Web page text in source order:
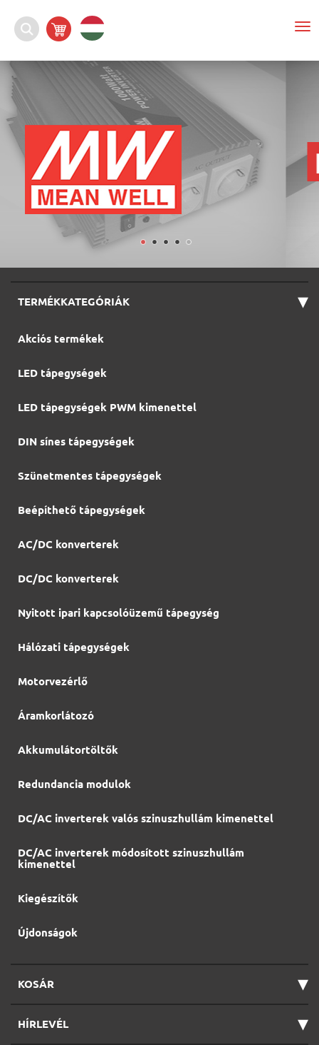
TERMÉKKATEGÓRIÁK ▾
Akciós termékek
LED tápegységek
LED tápegységek PWM kimenettel
DIN sínes tápegységek
Szünetmentes tápegységek
Beépíthető tápegységek
AC/DC konverterek
DC/DC konverterek
Nyitott ipari kapcsolóüzemű tápegység
Hálózati tápegységek
Motorvezérlő
Áramkorlátozó
Akkumulátortöltők
Redundancia modulok
DC/AC inverterek valós szinuszhullám kimenettel
DC/AC inverterek módosított szinuszhullám
kimenettel
Kiegészítők
Újdonságok
KOSÁR ▾
HÍRLEVÉL ▾